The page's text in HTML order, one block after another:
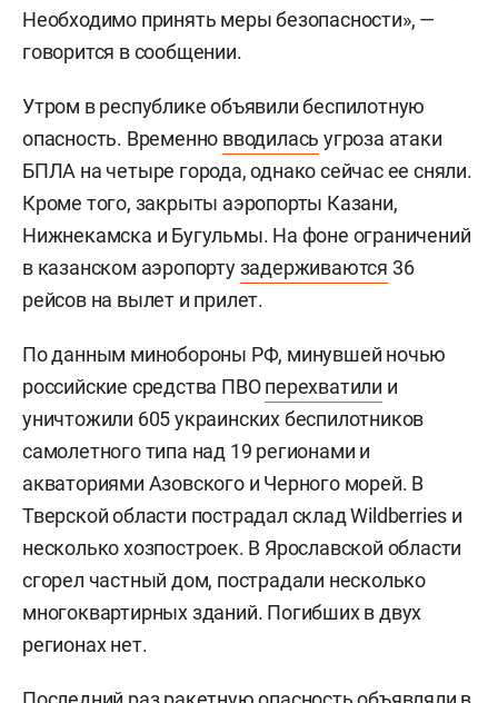
Необходимо принять меры безопасности», —
говорится в сообщении.
Утром в республике объявили беспилотную
опасность. Временно вводилась угроза атаки
БПЛА на четыре города, однако сейчас ее сняли.
Кроме того, закрыты аэропорты Казани,
Нижнекамска и Бугульмы. На фоне ограничений
в казанском аэропортузадерживаются 36
рейсов на вылет и прилет.
По данным минобороны РФ, минувшей ночью
российские средства ПВОперехватили и
уничтожили 605 украинских беспилотников
самолетного типа над 19 регионами и
акваториями Азовского и Черного морей. В
Тверской области пострадал склад Wildberries и
несколько хозпостроек. В Ярославской области
сгорел частный дом, пострадали несколько
многоквартирных зданий. Погибших в двух
регионах нет.